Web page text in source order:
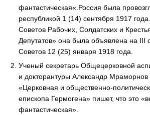
фантастическая«.Россия была
республикой 1 (14) сентября 1917
Советов Рабочих, Солдатских и
Депутатов» она была объявлена на III
Советов 12 (25) января 1918 года.
Ученый секретарь Общецерковной
и докторантуры Александр Мраморнов
«Церковная и общественно-
епископа Гермогена» пишет, что это
фантастическая».